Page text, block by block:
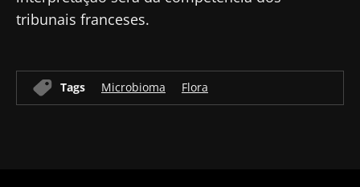
tribunais franceses.
Tags Microbioma Flora